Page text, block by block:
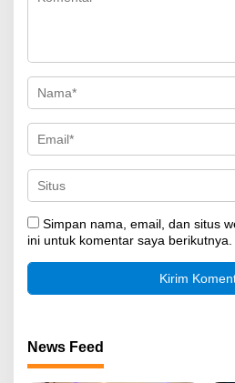
Simpan nama, email, dan situs
ini untuk komentar saya berikutnya.
News Feed